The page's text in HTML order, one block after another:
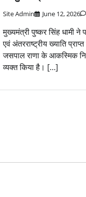
Site Admin June 12, 2026
मुख्यमंत्री पुष्कर सिंह धामी ने
एवं अंतरराष्ट्रीय ख्याति
जसपाल राणा के आकस्मिक
व्यक्त किया है। […]